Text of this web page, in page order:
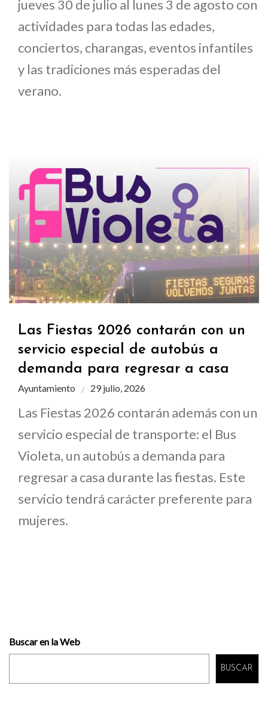
jueves 30 de julio al lunes 3 de agosto con
actividades para todas las edades,
conciertos, charangas, eventos infantiles
y las tradiciones más esperadas del
verano.
Las Fiestas 2026 contarán con un
servicio especial de autobús a
demanda para regresar a casa
Ayuntamiento 29 julio, 2026
Las Fiestas 2026 contarán además con un
servicio especial de transporte: el Bus
Violeta, un autobús a demanda para
regresar a casa durante las fiestas. Este
servicio tendrá carácter preferente para
mujeres.
Buscar en la Web
BUSCAR